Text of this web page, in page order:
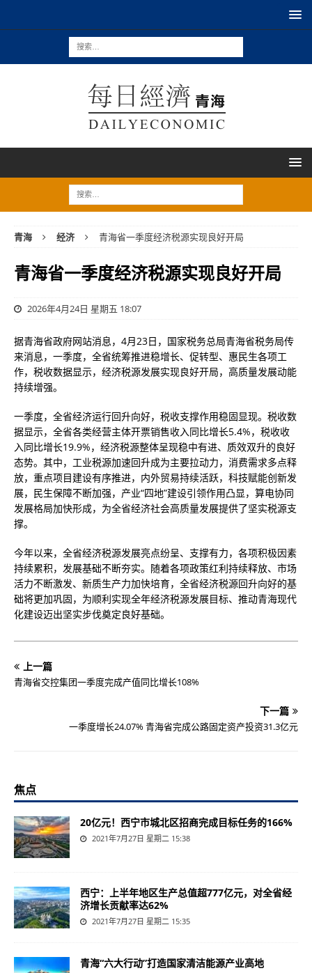
青海 经济 青海省一季度经济税源实现良好开局
青海省一季度经济税源实现良好开局
2026年4月24日 星期五 18:07
据青海省政府网站消息，4月23日，国家税务总局青海省税务局传
来消息，一季度，全省统筹推进稳增长、促转型、惠民生各项工
作，税收数据显示，经济税源发展实现良好开局，高质量发展动能
持续增强。
一季度，全省经济运行回升向好，税收支撑作用稳固显现。税收数
据显示，全省各类经营主体开票销售收入同比增长5.4%，税收收
入同比增长19.9%，经济税源整体呈现稳中有进、质效双升的良好
态势。其中，工业税源加速回升成为主要拉动力，消费需求多点释
放，重点项目建设有序推进，内外贸易持续活跃，科技赋能创新发
展，民生保障不断加强，产业“四地”建设引领作用凸显，算电协同
发展格局加快形成，为全省经济社会高质量发展提供了坚实税源支
撑。
今年以来，全省经济税源发展亮点纷呈、支撑有力，各项积极因素
持续累积，发展基础不断夯实。随着各项政策红利持续释放、市场
活力不断激发、新质生产力加快培育，全省经济税源回升向好的基
础将更加巩固，为顺利实现全年经济税源发展目标、推动青海现代
化建设迈出坚实步伐奠定良好基础。
上一篇
青海省交控集团一季度完成产值同比增长108%
下一篇
一季度增长24.07% 青海省完成公路固定资产投资31.3亿元
焦点
20亿元！西宁市城北区招商完成目标任务的166%
2021年7月27日 星期二 15:38
西宁：上半年地区生产总值超777亿元，对全省经
济增长贡献率达62%
2021年7月27日 星期二 15:35
青海“六大行动”打造国家清洁能源产业高地